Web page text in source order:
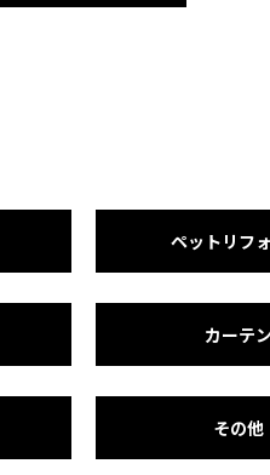
ペットリフ
カーテン
その他